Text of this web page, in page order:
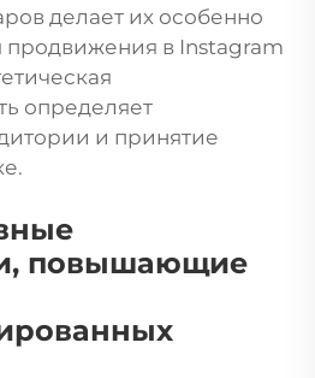
делает их особенно
в Instagram
определяет
и принятие
повышающие